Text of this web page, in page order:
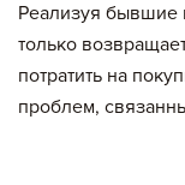
Реализуя бывшие
только
потратить на
проблем,